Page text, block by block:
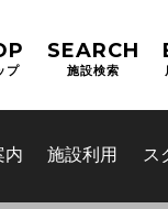
プ
SEARCH
施設検索
内 施設利用 ス